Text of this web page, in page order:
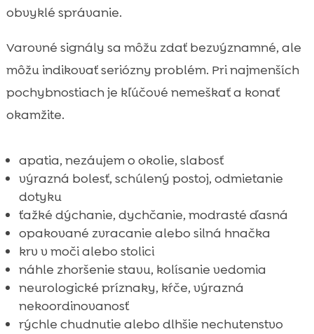
obvyklé správanie.
Varovné signály sa môžu zdať bezvýznamné, ale
môžu indikovať seriózny problém. Pri najmenších
pochybnostiach je kľúčové nemeškať a konať
okamžite.
apatia, nezáujem o okolie, slabosť
výrazná bolesť, schúlený postoj, odmietanie
dotyku
ťažké dýchanie, dychčanie, modrasté ďasná
opakované zvracanie alebo silná hnačka
krv v moči alebo stolici
náhle zhoršenie stavu, kolísanie vedomia
neurologické príznaky, kŕče, výrazná
nekoordinovanosť
rýchle chudnutie alebo dlhšie nechutenstvo